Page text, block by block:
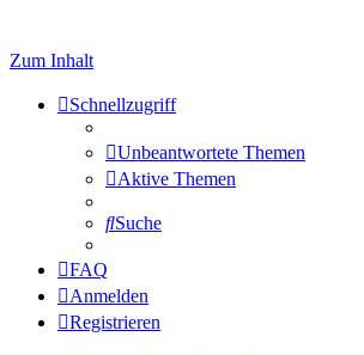
Zum Inhalt
Schnellzugriff
Unbeantwortete Themen
Aktive Themen
Suche
FAQ
Anmelden
Registrieren